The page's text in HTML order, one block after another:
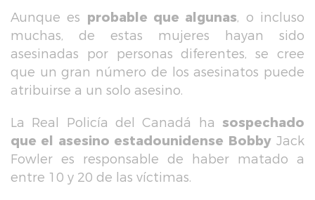
Aunque es probable que algunas, o incluso
muchas, de estas mujeres hayan sido
asesinadas por personas diferentes, se cree
que un gran número de los asesinatos puede
atribuirse a un solo asesino.
La Real Policía del Canadá ha sospechado
que el asesino estadounidense BobbyJack
Fowler es responsable de haber matado a
entre 10 y 20 de las víctimas.